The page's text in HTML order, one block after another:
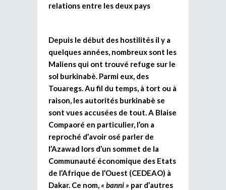
relations entre les deux pays
Depuis le début des hostilités il y a
quelques années, nombreux sont les
Maliens qui ont trouvé refuge sur le
sol burkinabè. Parmi eux, des
Touaregs. Au fil du temps, à tort ou à
raison, les autorités burkinabè se
sont vues accusées de tout. A Blaise
Compaoré en particulier, l’on a
reproché d’avoir osé parler de
l’Azawad lors d’un sommet de la
Communauté économique des Etats
de l’Afrique de l’Ouest (CEDEAO) à
Dakar. Ce nom, « banni » par d’autres